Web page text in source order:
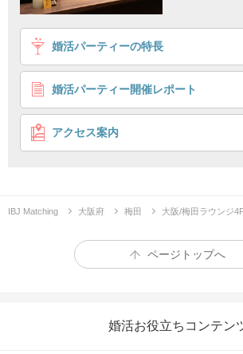
1 2 3 4
＼女性Under27歳！／
親友みたいな関係が理想♡
個室8対8 親友みたいな関係が理想
企画詳細
＼ 親友みたいに ／
婚活パーティーの特長
婚活パーティー開催レポート
アクセス案内
IBJ Matching 大阪府 梅田 大阪/梅田ラウンジ
ページトップへ
婚活お役立ちコンテン